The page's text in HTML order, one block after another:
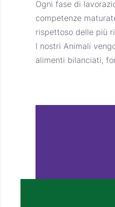
Ogni fase di
competenze
rispettoso delle più
I nostri Animali
alimenti bilanciati,